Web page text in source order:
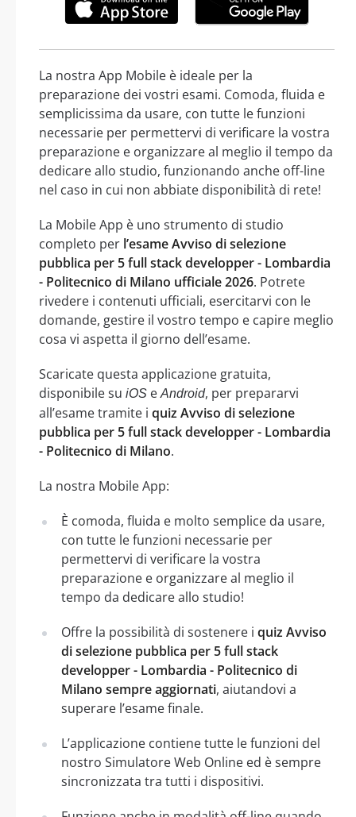
La nostra App Mobile è ideale per la
preparazione dei vostri esami. Comoda, fluida e
semplicissima da usare, con tutte le funzioni
necessarie per permettervi di verificare la vostra
preparazione e organizzare al meglio il tempo da
dedicare allo studio, funzionando anche off-line
nel caso in cui non abbiate disponibilità di rete!
La Mobile App è uno strumento di studio
completo per l’esame Avviso di selezione
pubblica per 5 full stack developper - Lombardia
- Politecnico di Milano ufficiale 2026. Potrete
rivedere i contenuti ufficiali, esercitarvi con le
domande, gestire il vostro tempo e capire meglio
cosa vi aspetta il giorno dell’esame.
Scaricate questa applicazione gratuita,
disponibile su iOS eAndroid, per prepararvi
all’esame tramite i quiz Avviso di selezione
pubblica per 5 full stack developper - Lombardia
- Politecnico di Milano.
La nostra Mobile App:
È comoda, fluida e molto semplice da usare,
con tutte le funzioni necessarie per
permettervi di verificare la vostra
preparazione e organizzare al meglio il
tempo da dedicare allo studio!
Offre la possibilità di sostenere i quiz Avviso
di selezione pubblica per 5 full stack
developper - Lombardia - Politecnico di
Milano sempre aggiornati, aiutandovi a
superare l’esame finale.
L’applicazione contiene tutte le funzioni del
nostro Simulatore Web Online ed è sempre
sincronizzata tra tutti i dispositivi.